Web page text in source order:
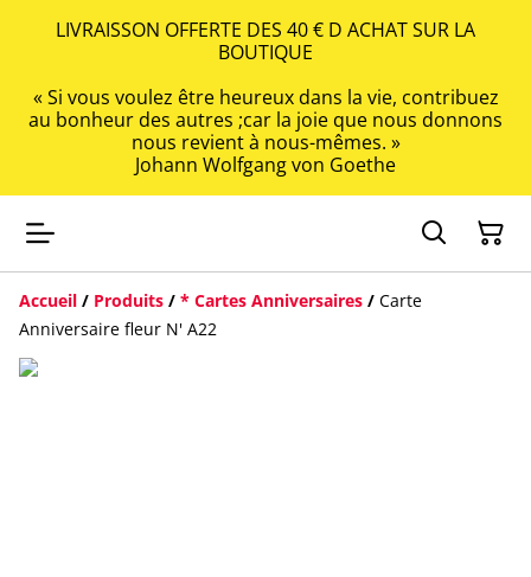
LIVRAISSON OFFERTE DES 40 € D ACHAT SUR LA
BOUTIQUE
« Si vous voulez être heureux dans la vie, contribuez
au bonheur des autres ;car la joie que nous donnons
nous revient à nous-mêmes. »
Johann Wolfgang von Goethe
Accueil / Produits / * Cartes Anniversaires / Carte
Anniversaire fleur N' A22